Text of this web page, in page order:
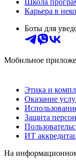
Школа
Карьера в
Боты для
Мобильное
Этика и
Оказание
Защита
ИТ
На